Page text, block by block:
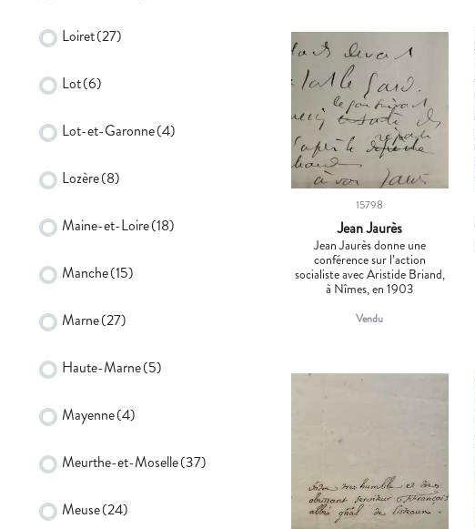
15798
Jean Jaurès
Jean Jaurès donne une
conférence sur l’action
socialiste avec Aristide Briand,
à Nîmes, en 1903
Vendu
Loiret(27)
Lot(6)
Lot-et-Garonne(4)
Lozère(8)
Maine-et-Loire(18)
Manche(15)
Marne(27)
Haute-Marne(5)
Mayenne(4)
Meurthe-et-Moselle(37)
Meuse(24)